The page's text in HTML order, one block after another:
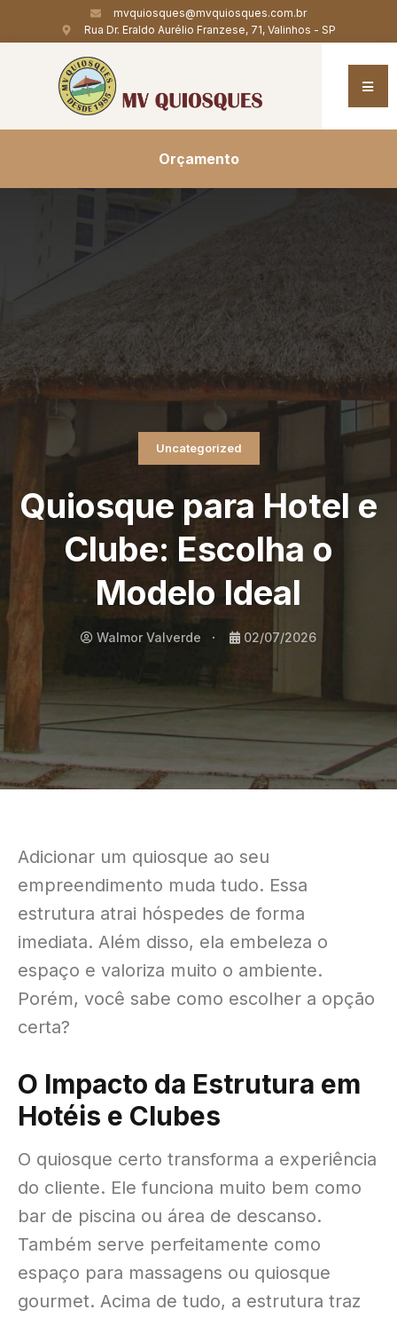
mvquiosques@mvquiosques.com.br
Rua Dr. Eraldo Aurélio Franzese, 71, Valinhos - SP
Orçamento
Uncategorized
Quiosque para Hotel e
Clube: Escolha o
Modelo Ideal
Walmor Valverde 02/07/2026
Adicionar um quiosque ao seu
empreendimento muda tudo. Essa
estrutura atrai hóspedes de forma
imediata. Além disso, ela embeleza o
espaço e valoriza muito o ambiente.
Porém, você sabe como escolher a opção
certa?
O Impacto da Estrutura em
Hotéis e Clubes
O quiosque certo transforma a experiência
do cliente. Ele funciona muito bem como
bar de piscina ou área de descanso.
Também serve perfeitamente como
espaço para massagens ou quiosque
gourmet. Acima de tudo, a estrutura traz